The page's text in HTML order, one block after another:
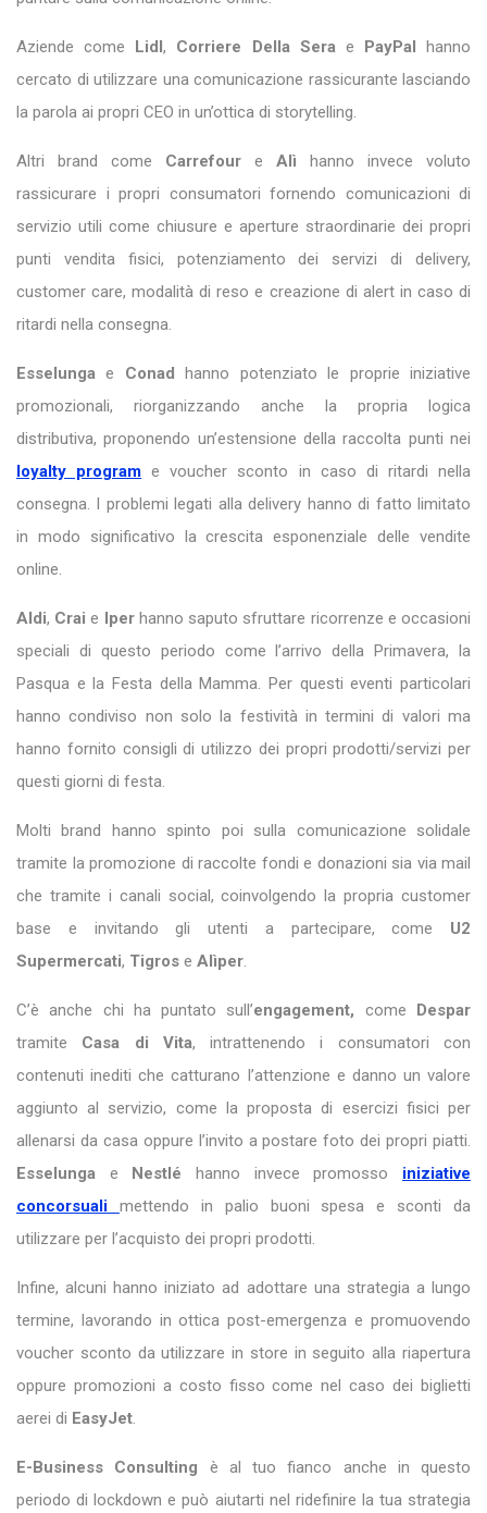
Aziende come Lidl, Corriere Della Serae PayPal
hanno
cercato di utilizzare una comunicazione rassicurante lasciando
la parola ai propri CEO in un’ottica di storytelling.
Altri brand come Carrefour e Alì hanno invece voluto
rassicurare i propri consumatori fornendo comunicazioni di
servizio utili come chiusure e aperture straordinarie dei propri
punti vendita fisici, potenziamento dei servizi di delivery,
customer care, modalità di reso e creazione di alert in caso di
ritardi nella consegna.
Esselunga e Conad
hanno potenziato le proprie iniziative
promozionali, riorganizzando anche la propria logica
distributiva, proponendo un’estensione della raccolta punti nei
loyalty program e voucher sconto in caso di ritardi nella
consegna. I problemi legati alla delivery hanno di fatto limitato
in modo significativo la crescita esponenziale delle vendite
online.
Aldi, Craie Iperhanno saputo sfruttare ricorrenze e occasioni
speciali di questo periodo come l’arrivo della Primavera, la
Pasqua e la Festa della Mamma. Per questi eventi particolari
hanno condiviso non solo la festività in termini di valori ma
hanno fornito consigli di utilizzo dei propri prodotti/servizi per
questi giorni di festa.
Molti brand hanno spinto poi sulla comunicazione solidale
tramite la promozione di raccolte fondi e donazioni sia via mail
che tramite i canali social, coinvolgendo la propria customer
base e invitando gli utenti a partecipare, come U2
Supermercati, Tigros e Alìper.
C’è anche chi ha puntato sull’engagement, come
Despar
tramite Casa di Vita, intrattenendo i consumatori con
contenuti inediti che catturano l’attenzione e danno un valore
aggiunto al servizio, come la proposta di esercizi fisici per
allenarsi da casa oppure l’invito a postare foto dei propri piatti.
Esselunga e Nestlé hanno invece promosso iniziative
concorsuali mettendo in palio buoni spesa e sconti da
utilizzare per l’acquisto dei propri prodotti.
Infine, alcuni hanno iniziato ad adottare una strategia a lungo
termine, lavorando in ottica post-emergenza e promuovendo
voucher sconto da utilizzare in store in seguito alla riapertura
oppure promozioni a costo fisso come nel caso dei biglietti
aerei di EasyJet.
E-Business Consulting è al tuo fianco anche in questo
periodo di lockdown e può aiutarti nel ridefinire la tua strategia